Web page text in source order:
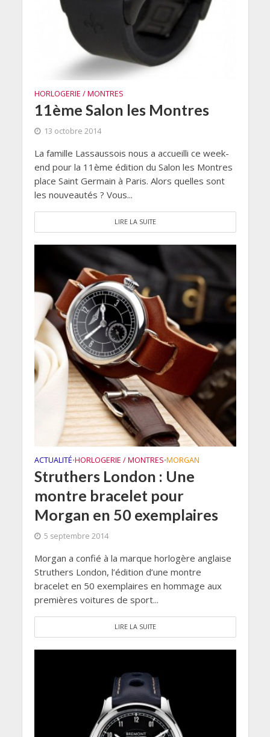
HORLOGERIE / MONTRES
11ème Salon les Montres
13 octobre 2014
La famille Lassaussois nous a accueilli ce week-
end pour la 11ème édition du Salon les Montres
place Saint Germain à Paris. Alors quelles sont
les nouveautés ? Vous...
LIRE LA SUITE
ACTUALITÉ•HORLOGERIE / MONTRES•MORGAN
Struthers London : Une
montre bracelet pour
Morgan en 50 exemplaires
5 septembre 2014
Morgan a confié à la marque horlogère anglaise
Struthers London, l’édition d’une montre
bracelet en 50 exemplaires en hommage aux
premières voitures de sport...
LIRE LA SUITE